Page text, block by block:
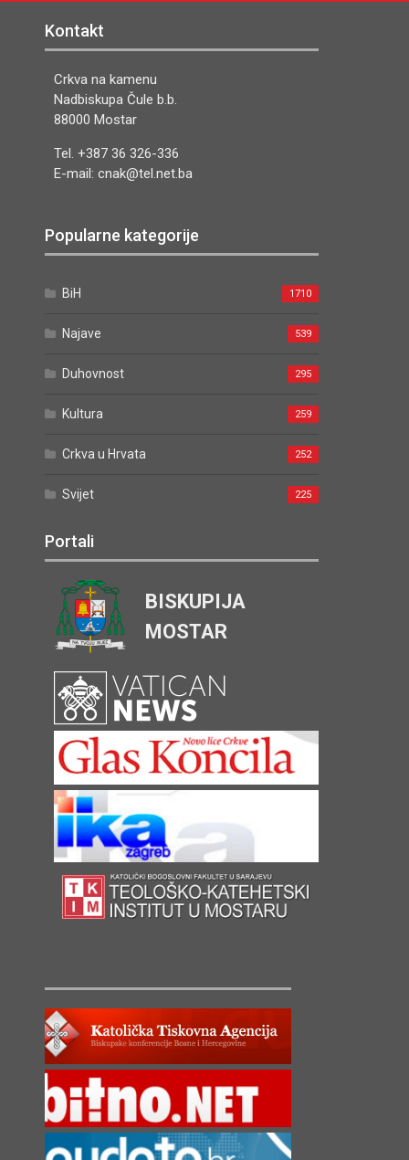
Kontakt
Crkva na kamenu
Nadbiskupa Čule b.b.
88000 Mostar
Tel. +387 36 326-336
E-mail: cnak@tel.net.ba
Popularne kategorije
BiH 1710
Najave 539
Duhovnost 295
Kultura 259
Crkva u Hrvata 252
Svijet 225
Portali
BISKUPIJA
MOSTAR